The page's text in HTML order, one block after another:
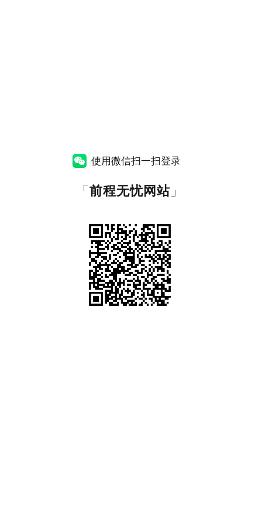
使用微信扫一扫登录
「前程无忧网站」